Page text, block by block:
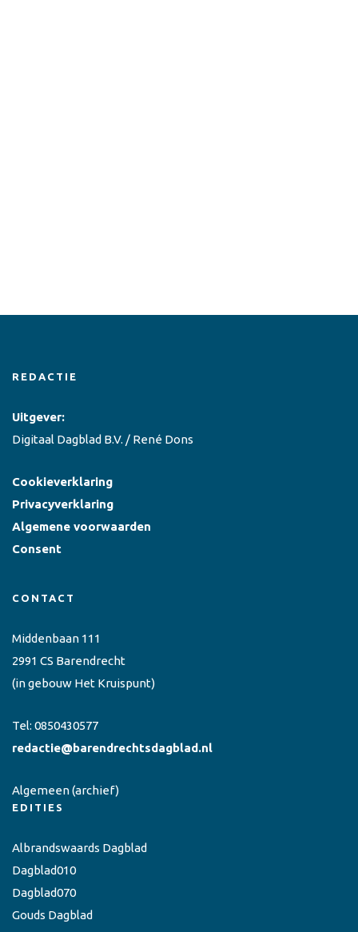
REDACTIE
Uitgever:
Digitaal Dagblad B.V. / René Dons
Cookieverklaring
Privacyverklaring
Algemene voorwaarden
Consent
CONTACT
Middenbaan 111
2991 CS Barendrecht
(in gebouw Het Kruispunt)
Tel: 0850430577
redactie@barendrechtsdagblad.nl
Algemeen(archief)
EDITIES
Albrandswaards Dagblad
Dagblad010
Dagblad070
Gouds Dagblad